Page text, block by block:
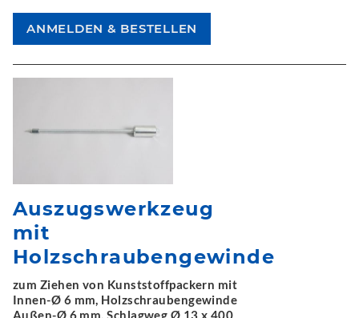
Auszugswerkzeug
mit
Holzschraubengewinde
zum Ziehen von Kunststoffpackern mit
Innen-Ø 6 mm, Holzschraubengewinde
Außen-Ø 6 mm, Schlagweg Ø 13 x 400